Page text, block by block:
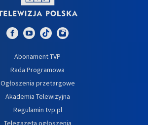
Abonament TVP
Rada Programowa
Ogłoszenia przetargowe
Akademia Telewizyjna
Regulamin tvp.pl
Telegazeta ogłoszenia